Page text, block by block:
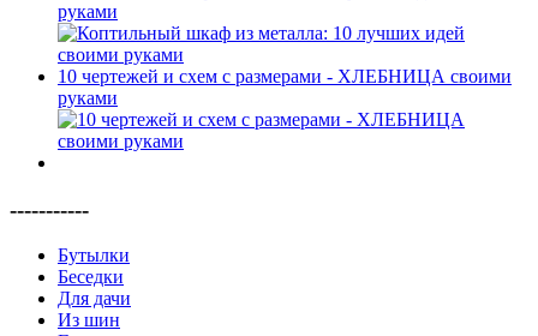
руками
10 чертежей и схем с размерами - ХЛЕБНИЦА своими
руками
-----------
Бутылки
Беседки
Для дачи
Из шин